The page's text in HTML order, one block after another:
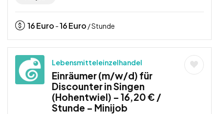
16Euro -16Euro / Stunde
Lebensmitteleinzelhandel
Einräumer (m/w/d) für
Discounter in Singen
(Hohentwiel) – 16,20 € /
Stunde – Minijob